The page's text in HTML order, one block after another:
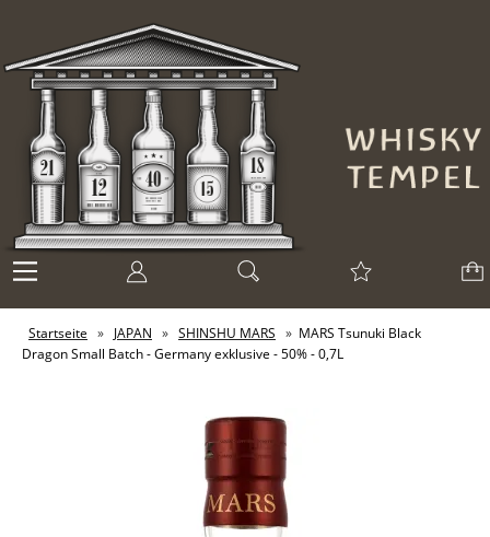
Startseite » JAPAN » SHINSHU MARS » MARS Tsunuki Black
Dragon Small Batch - Germany exklusive - 50% - 0,7L